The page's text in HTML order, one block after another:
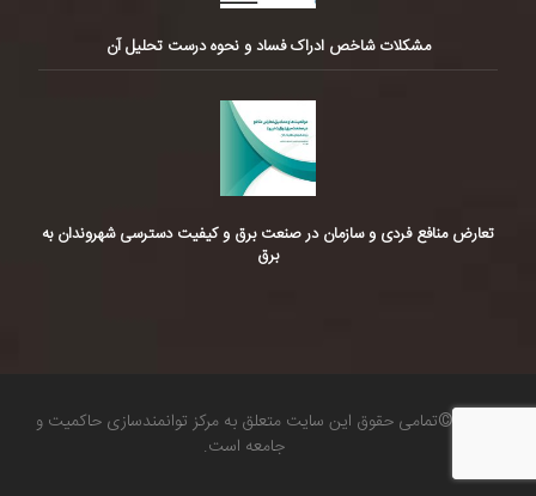
مشکلات شاخص ادراک فساد و نحوه درست تحلیل آن
تعارض منافع فردی و سازمان در صنعت برق و کیفیت دسترسی شهروندان به
برق
©تمامی حقوق این سایت متعلق به مرکز توانمندسازی حاکمیت و
جامعه است.